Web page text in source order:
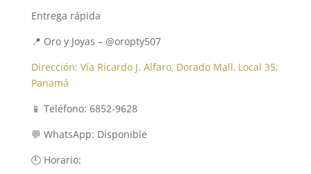
Entrega rápida
📍 Oro y Joyas – @oropty507
Dirección: Vía Ricardo J. Alfaro, Dorado Mall, Local 35,
Panamá
📱 Teléfono: 6852-9628
💬 WhatsApp: Disponible
🕘 Horario: